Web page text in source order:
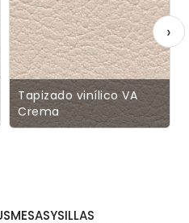
Tapizado vinílico VA
Crema
›